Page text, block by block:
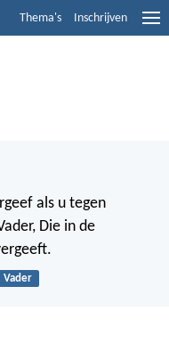
Thema's Inschrijven
als u tegen
Die in de
Vader